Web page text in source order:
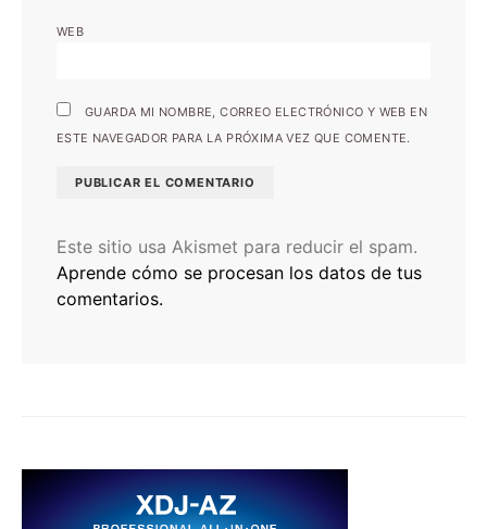
WEB
GUARDA MI NOMBRE, CORREO ELECTRÓNICO Y WEB EN
ESTE NAVEGADOR PARA LA PRÓXIMA VEZ QUE COMENTE.
Este sitio usa Akismet para reducir el spam.
Aprende cómo se procesan los datos de tus
comentarios.